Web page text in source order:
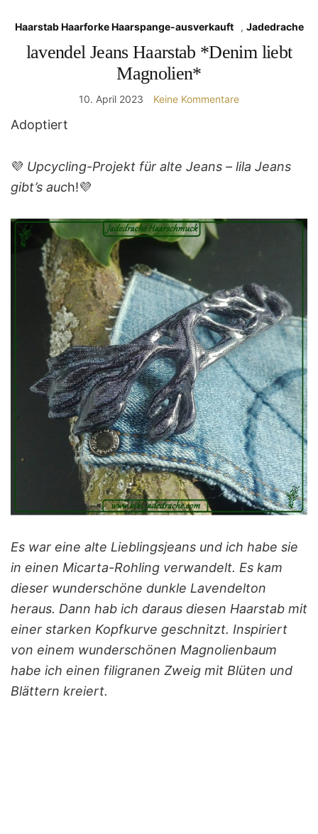
Haarstab Haarforke Haarspange-ausverkauft , Jadedrache
lavendel Jeans Haarstab *Denim liebt
Magnolien*
10. April 2023 Keine Kommentare
Adoptiert
💜 Upcycling-Projekt für alte Jeans – lila Jeans
gibt’s auch!💜
Es war eine alte Lieblingsjeans und ich habe sie
in einen Micarta-Rohling verwandelt. Es kam
dieser wunderschöne dunkle Lavendelton
heraus. Dann hab ich daraus diesen Haarstab mit
einer starken Kopfkurve geschnitzt. Inspiriert
von einem wunderschönen Magnolienbaum
habe ich einen filigranen Zweig mit Blüten und
Blättern kreiert.